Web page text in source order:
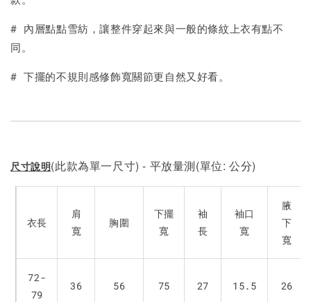
# 內層點點雪紡，讓整件穿起來與一般的條紋上衣有點不
同。
# 下擺的不規則感修飾寬關節更自然又好看。
尺寸說明(此款為單一尺寸) - 平放量測(單位: 公分)
衣長
肩
寬
胸圍
下擺
寬
袖
長
袖口
寬
腋
下
寬
72-
79
36 56 75 27 15.5 26